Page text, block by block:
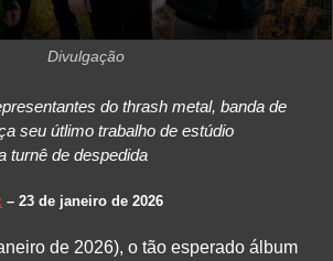
Divulgação
do thrash metal, banda de
seu útlimo trabalho de estúdio
turnê de despedida
– 23 de janeiro de 2026
de 2026), o tão esperado álbum